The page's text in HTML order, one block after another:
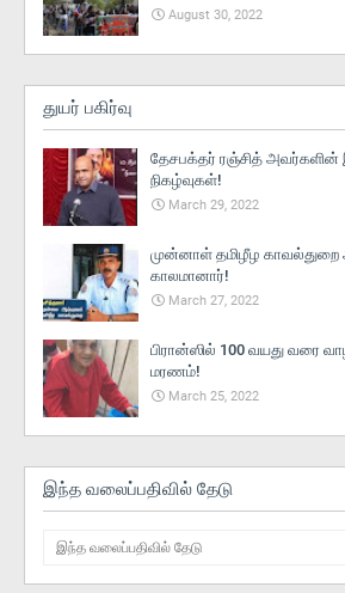
August 30, 2022
துயர் பகிர்வு
தேசபக்தர் ரஞ்சித் அவர்களின்
நிகழ்வுகள்!
March 29, 2022
முன்னாள் தமிழீழ காவல்துறை
காலமானார்!
March 27, 2022
பிரான்ஸில் 100 வயது வரை
மரணம்!
March 25, 2022
இந்த வலைப்பதிவில் தேடு